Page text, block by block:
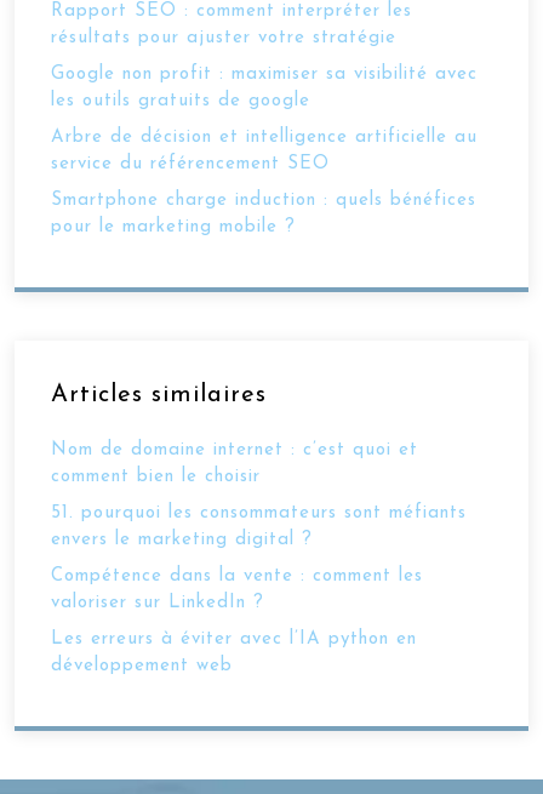
Rapport SEO : comment interpréter les
résultats pour ajuster votre stratégie
Google non profit : maximiser sa visibilité avec
les outils gratuits de google
Arbre de décision et intelligence artificielle au
service du référencement SEO
Smartphone charge induction : quels bénéfices
pour le marketing mobile ?
Articles similaires
Nom de domaine internet : c’est quoi et
comment bien le choisir
51. pourquoi les consommateurs sont méfiants
envers le marketing digital ?
Compétence dans la vente : comment les
valoriser sur LinkedIn ?
Les erreurs à éviter avec l’IA python en
développement web